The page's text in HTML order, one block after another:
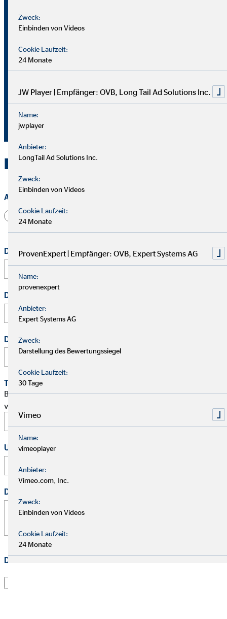
35708 Haiger
+49 27 739197555
+49 171 2171456
moos@ovb.de
+49 27 7391975556
Kontakt zu OVB in Haiger
Anrede
Herr
Dein vollständiger Name *
Deine E-Mail Adresse
Deine Telefonnummer
Terminwunsch
Bitte schlage mir einen Termin für ein persönliches Gespräch
vor.
Uhrzeit
Deine Nachricht
Datenschutz
Zweck:
Einbinden von Videos
Cookie Laufzeit:
24 Monate
JW Player | Empfänger: OVB, Long Tail Ad Solutions Inc.
Name:
jwplayer
Anbieter:
LongTail Ad Solutions Inc.
Zweck:
Einbinden von Videos
Cookie Laufzeit:
24 Monate
ProvenExpert | Empfänger: OVB, Expert Systems AG
Name:
provenexpert
Anbieter:
Expert Systems AG
Zweck:
Darstellung des Bewertungssiegel
Cookie Laufzeit:
30 Tage
Vimeo
Name:
vimeoplayer
Anbieter:
Vimeo.com, Inc.
Zweck:
Einbinden von Videos
Cookie Laufzeit:
24 Monate